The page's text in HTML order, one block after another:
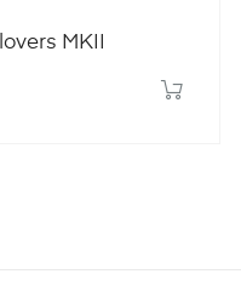
MKII